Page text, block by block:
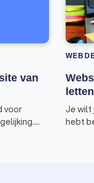
van
voor
Je wilt
hebt